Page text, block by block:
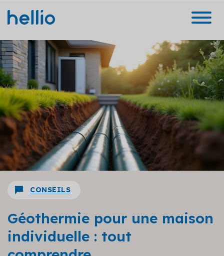
CONSEILS
Géothermie pour une maison
individuelle : tout